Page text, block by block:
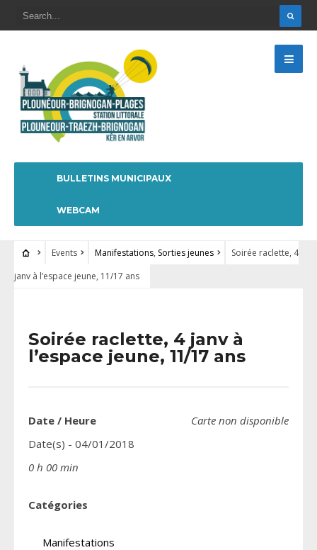
BULLETINS MUNICIPAUX
WEBCAM
Events Manifestations, Sorties jeunes
Soirée raclette, 4
janv à l’espace jeune, 11/17 ans
Soirée raclette, 4 janv à
l’espace jeune, 11/17 ans
Carte non disponible
Date / Heure
Date(s) - 04/01/2018
0 h 00 min
Catégories
Manifestations